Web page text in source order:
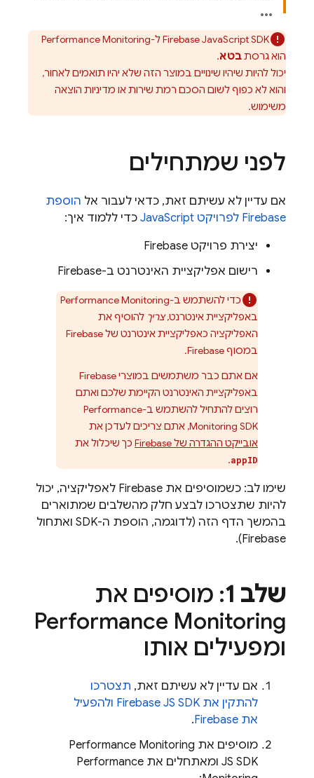
FirebaseJavaScriptSDK ל-
Performance Monitoring
הוא גרסתבטא.
יכול להיות שיהיו שינויים במוצר הזה שלא יהיו תואמים לאחור,
והוא לא כפוף לשום הסכם רמת שירות או מדיניות הוצאה
משימוש.
לפני שמתחילים
אם עדיין לא עשיתם זאת, כדאי לעבור אל הוספת
Firebase לפרויקט JavaScript
כדי ללמוד איך:
יצירת פרויקט Firebase
רישום אפליקציית האינטרנט ב-Firebase
כדי להשתמש ב-Performance Monitoring
באפליקציית אינטרנט,צריך להוסיף את
האפליקציה כאפליקציית אינטרנט של Firebase
במסוףFirebase
.
אם אתם כבר משתמשים במוצרי Firebase
באפליקציית האינטרנט הקיימת שלכם ואתם
רוצים להתחיל להשתמש ב-Performance
Monitoring SDK, אתם צריכים לעדכן את
אובייקט ההגדרה של Firebase
כך שיכלול את
appID
.
שימו לב: כשמוסיפים את Firebase לאפליקציה, יכול
להיות שתצטרכו לבצע חלק מהשלבים שמתוארים
בהמשך הדף הזה (לדוגמה, הוספת ה-SDK ואתחול
Firebase).
שלב 1
: מוסיפים את
Performance Monitoring
ומפעילים אותו
אם עדיין לא עשיתם זאת, תצטרכו
להתקין את Firebase JS SDK ולהפעיל
את Firebase
.
מוסיפים את Performance Monitoring
JS SDK ומאתחלים את
Performance